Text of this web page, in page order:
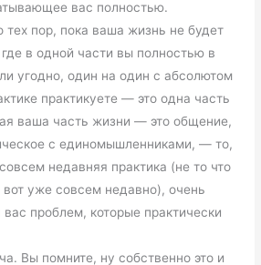
вас полностью.
тех пор, пока ваша жизнь не будет
в одной части вы полностью в
угодно, один на один с абсолютом
практикуете — это одна часть
ваша часть жизни — это общение,
с единомышленниками, — то,
недавняя практика (не то что
уже совсем недавно), очень
проблем, которые практически
Вы помните, ну собственно это и